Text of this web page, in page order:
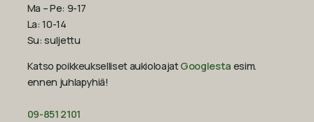
Ma – Pe: 9-17
La: 10-14
Su: suljettu
Katso poikkeukselliset aukioloajatGooglesta esim.
ennen juhlapyhiä!‍
09-851 2101